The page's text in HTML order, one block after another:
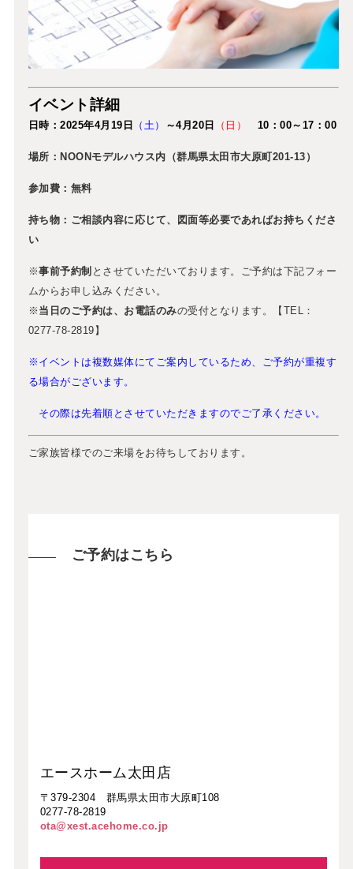
イベント詳細
日時：2025年4月19 日 （土） ～4月20日 （日） 10：00～17：00
場所： NOONモデルハウス内（群馬県太田市大原町201-13）
参加費：無料
持ち物：ご相談内容に応じて、図面等必要であればお持ちくださ
い
※事前予約制 とさせていただいております。ご予約は下記フォー
ムからお申し込みください。
※ 当日のご予約は、お電話のみの受付となります。【TEL：
0277-78-2819】
※イベントは複数媒体にてご案内しているため、ご予約が重複す
る場合がございます。
その際は先着順とさせていただきますのでご了承ください。
ご家族皆様でのご来場をお待ちしております。
ご予約はこちら
エースホーム太田店
〒379-2304 群馬県太田市大原町108
0277-78-2819
ota@xest.acehome.co.jp